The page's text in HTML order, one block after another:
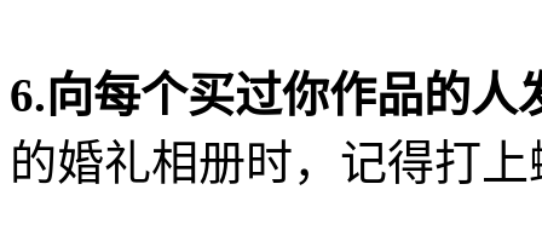
6.向每个买过你作品的人
的婚礼相册时，记得打